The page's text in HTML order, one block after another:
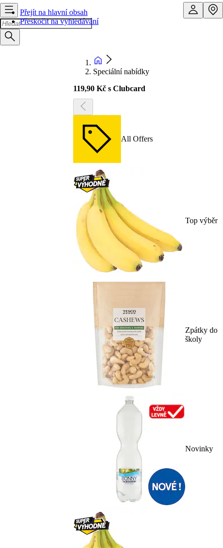
Přejít na hlavní obsah
Přeskočit na vyhledávání
Speciální nabídky
119,90 Kč s Clubcard
All Offers
Top výběr
Zpátky do
školy
Novinky